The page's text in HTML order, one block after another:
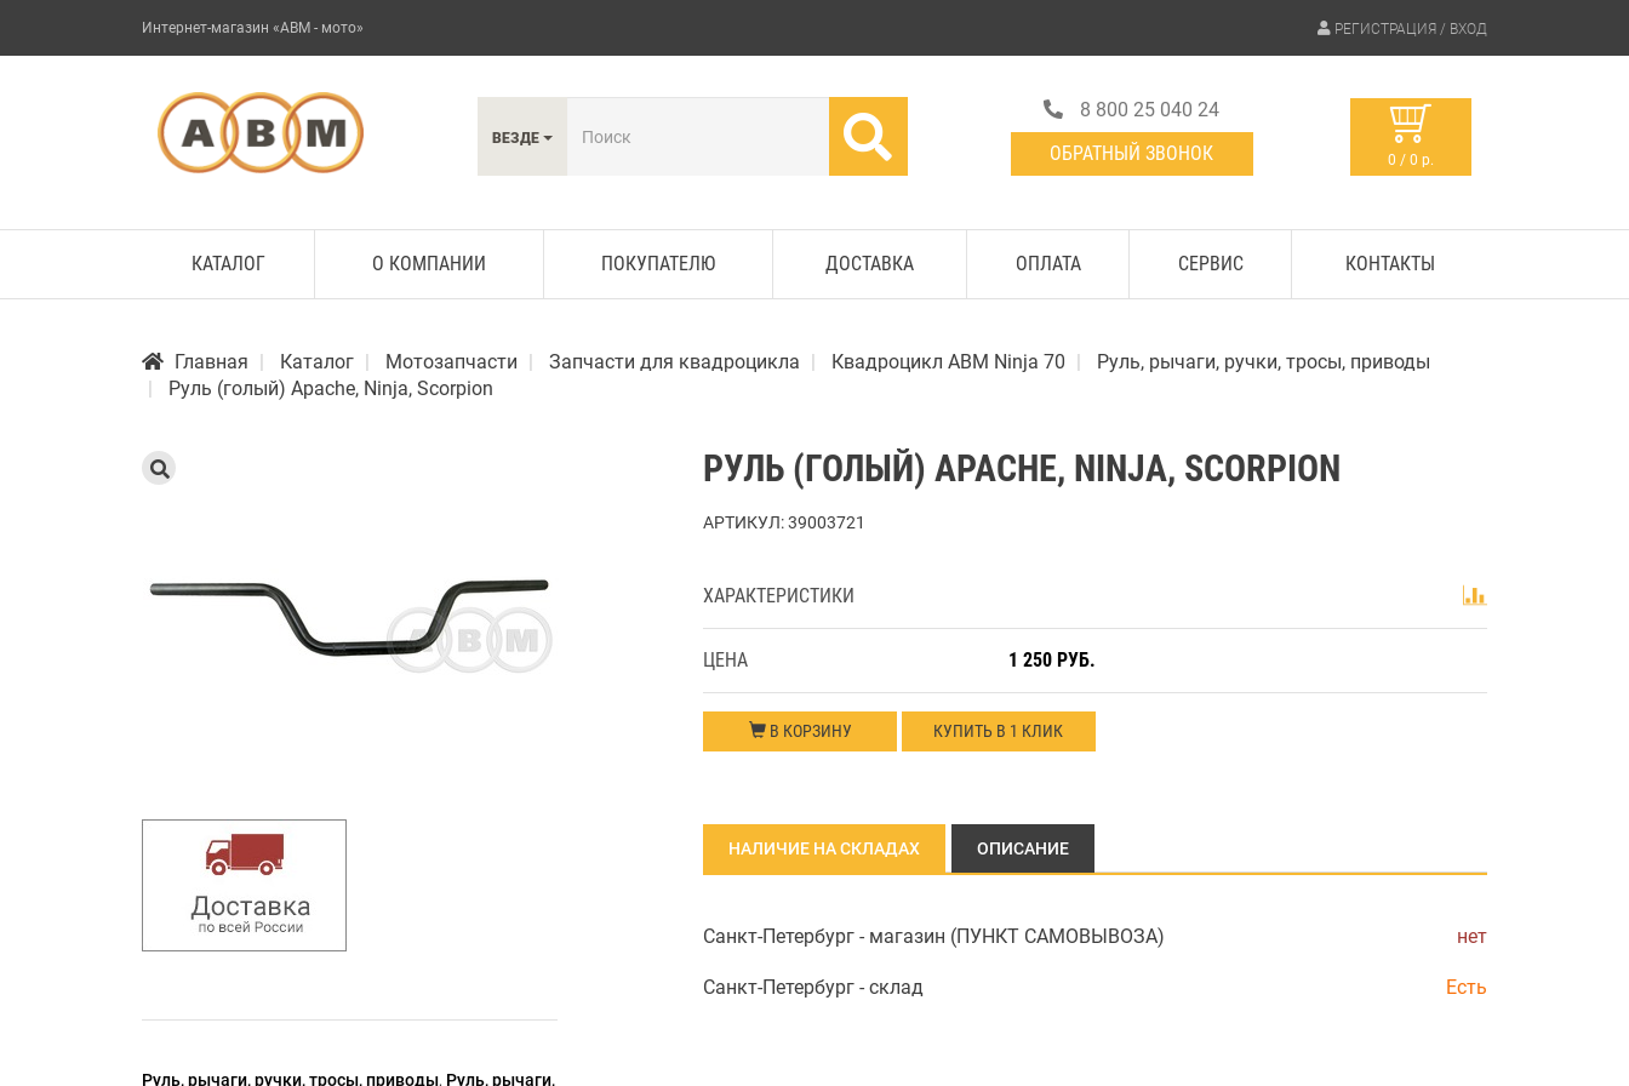
Интернет-магазин «АВМ - мото» РЕГИСТРАЦИЯ / ВХОД
ВЕЗДЕ
8 800 25 040 24
ОБРАТНЫЙ ЗВОНОК
0 / 0 р.
КАТАЛОГ О КОМПАНИИ ПОКУПАТЕЛЮ ДОСТАВКА ОПЛАТА СЕРВИС КОНТАКТЫ
Главная Каталог Мотозапчасти Запчасти для квадроцикла Квадроцикл АВМ Ninja 70
Руль, рычаги, ручки, тросы, приводы
Руль (голый) Apache, Ninja, Scorpion
Руль, рычаги, ручки, тросы, приводы, Руль, рычаги,
РУЛЬ (ГОЛЫЙ) APACHE, NINJA, SCORPION
АРТИКУЛ:39003721
ХАРАКТЕРИСТИКИ
ЦЕНА 1 250 РУБ.
В КОРЗИНУ КУПИТЬ В 1 КЛИК
НАЛИЧИЕ НА СКЛАДАХ ОПИСАНИЕ
Санкт-Петербург - магазин (ПУНКТ САМОВЫВОЗА) нет
Санкт-Петербург - склад Есть